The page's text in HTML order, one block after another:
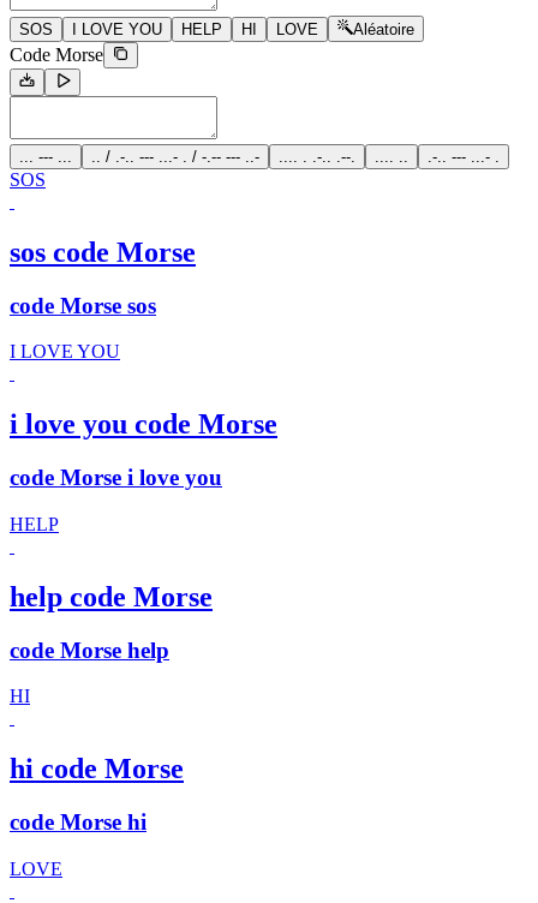
SOS I LOVE YOU HELP HI LOVE Aléatoire
Code Morse
... --- ... .. / .-.. --- ...- . / -.-- --- ..- .... . .-.. .--. .-.. --- ...- .
SOS
sos code Morse
code Morse sos
I LOVE YOU
i love you code Morse
code Morse i love you
HELP
help code Morse
code Morse help
HI
hi code Morse
code Morse hi
LOVE